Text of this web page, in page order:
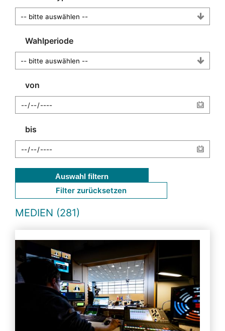
Wahlperiode
von
bis
Auswahl filtern
Filter zurücksetzen
MEDIEN (281)